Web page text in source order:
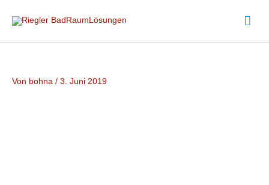
Inhalt
Von bohna / 3. Juni 2019